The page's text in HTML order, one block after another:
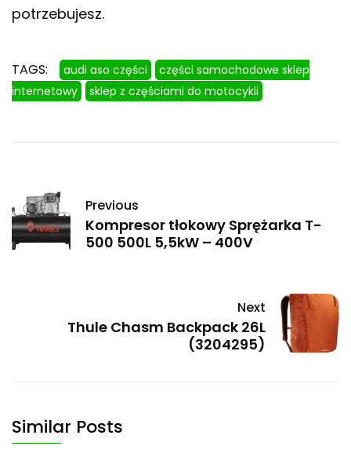
potrzebujesz.
TAGS: audi aso części
części samochodowe sklep
internetowy
sklep z częściami do motocykli
Previous
Kompresor tłokowy Sprężarka T-
500 500L 5,5kW – 400V
Next
Thule Chasm Backpack 26L
(3204295)
Similar Posts